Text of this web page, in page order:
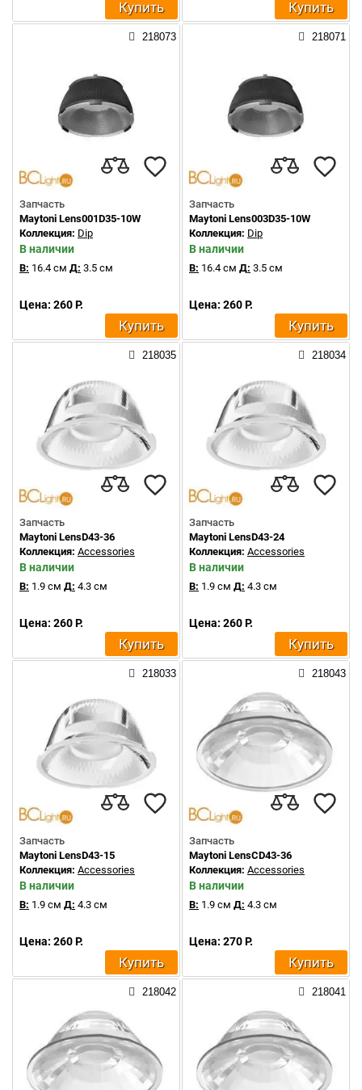
Купить Купить
218073
Запчасть
Maytoni Lens001D35-10W
Коллекция: Dip
В наличии
В: 16.4 см Д: 3.5 см
Цена: 260 Р.
Купить
218071
Запчасть
Maytoni Lens003D35-10W
Коллекция: Dip
В наличии
В: 16.4 см Д: 3.5 см
Цена: 260 Р.
Купить
218035
Запчасть
Maytoni LensD43-36
Коллекция: Accessories
В наличии
В: 1.9 см Д: 4.3 см
Цена: 260 Р.
Купить
218034
Запчасть
Maytoni LensD43-24
Коллекция: Accessories
В наличии
В: 1.9 см Д: 4.3 см
Цена: 260 Р.
Купить
218033
Запчасть
Maytoni LensD43-15
Коллекция: Accessories
В наличии
В: 1.9 см Д: 4.3 см
Цена: 260 Р.
Купить
218043
Запчасть
Maytoni LensCD43-36
Коллекция: Accessories
В наличии
В: 1.9 см Д: 4.3 см
Цена: 270 Р.
Купить
218042 218041